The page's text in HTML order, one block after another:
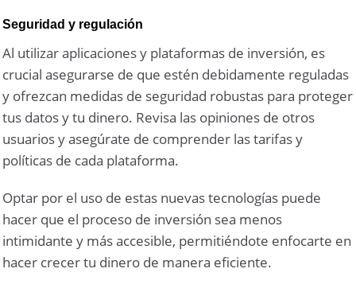
Seguridad y regulación
Al utilizar aplicaciones y plataformas de inversión, es
crucial asegurarse de que estén debidamente reguladas
y ofrezcan medidas de seguridad robustas para proteger
tus datos y tu dinero. Revisa las opiniones de otros
usuarios y asegúrate de comprender las tarifas y
políticas de cada plataforma.
Optar por el uso de estas nuevas tecnologías puede
hacer que el proceso de inversión sea menos
intimidante y más accesible, permitiéndote enfocarte en
hacer crecer tu dinero de manera eficiente.